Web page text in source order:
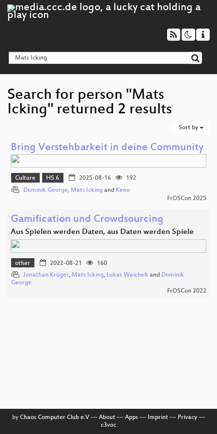
Search for person "Mats
Icking" returned 2 results
Sort by
Bring Verstehbarkeit in deine Community
Culture HS 6 2025-08-16
192
Dominik George, Mats Icking and Keno
FrOSCon 2025
Gamification und Crowdsourcing
Aus Spielen werden Daten, aus Daten werden Spiele
other 2022-08-21
160
Jonathan Krüger, Mats Icking, Lukas Weichelt and Dominik
George
FrOSCon 2022
by Chaos Computer Club e.V–– About–– Apps–– Imprint–– Privacy––
c3voc